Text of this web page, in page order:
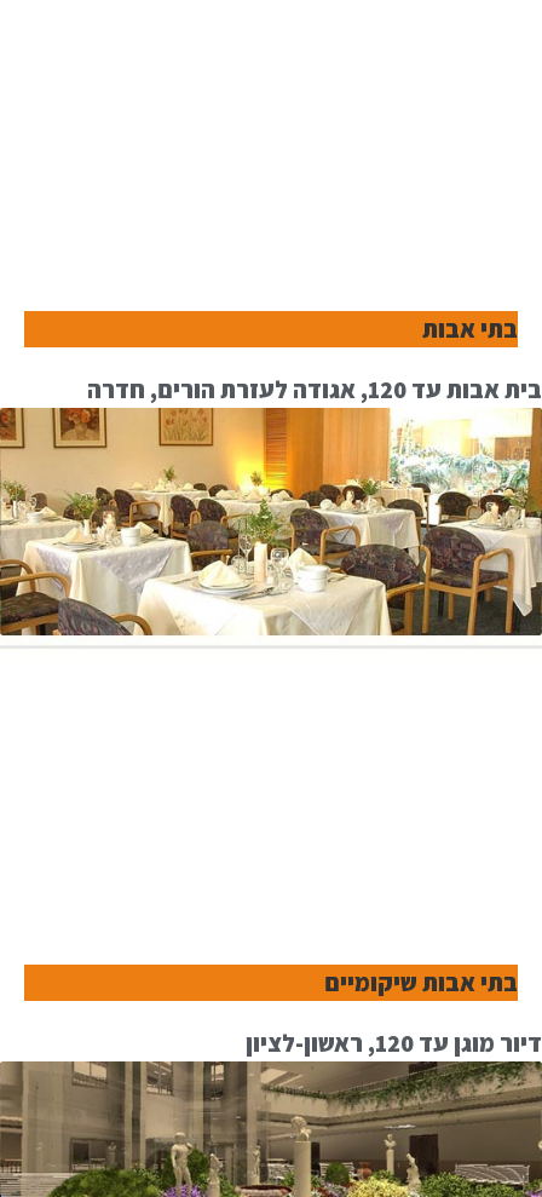
בתי אבות
בית אבות עד 120, אגודה לעזרת הורים, חדרה
בתי אבות שיקומיים
דיור מוגן עד 120, ראשון-לציון